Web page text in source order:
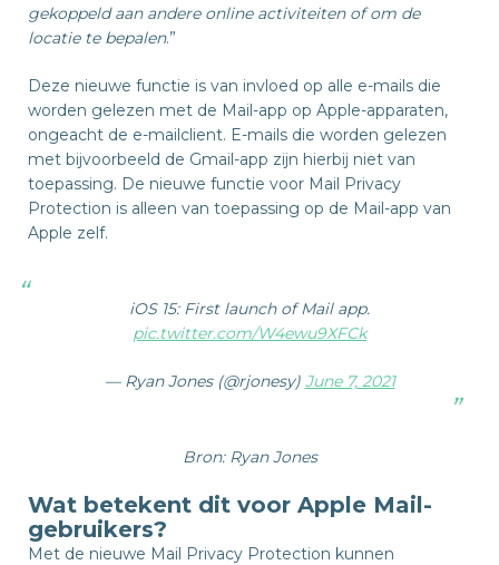
gekoppeld aan andere online activiteiten of om de
locatie te bepalen.”
Deze nieuwe functie is van invloed op alle e-mails die
worden gelezen met de Mail-app op Apple-apparaten,
ongeacht de e-mailclient. E-mails die worden gelezen
met bijvoorbeeld de Gmail-app zijn hierbij niet van
toepassing. De nieuwe functie voor Mail Privacy
Protection is alleen van toepassing op de Mail-app van
Apple zelf.
iOS 15: First launch of Mail app.
pic.twitter.com/W4ewu9XFCk
— Ryan Jones (@rjonesy) June 7, 2021
Bron: Ryan Jones
Wat betekent dit voor Apple Mail-
gebruikers?
Met de nieuwe Mail Privacy Protection kunnen